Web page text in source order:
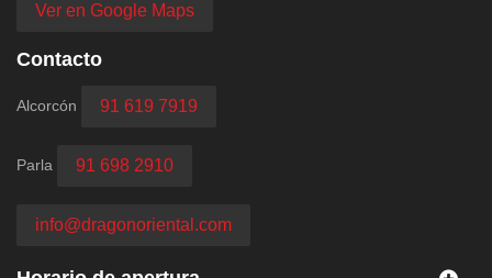
Ver en Google Maps
Contacto
Alcorcón 91 619 7919
Parla 91 698 2910
info@dragonoriental.com